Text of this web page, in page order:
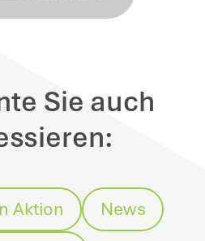
Sie auch
Aktion
News